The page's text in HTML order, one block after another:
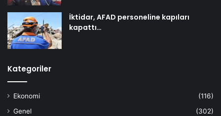
İktidar, AFAD personeline kapıları
kapattı…
Kategoriler
Ekonomi
(116)
Genel
(302)